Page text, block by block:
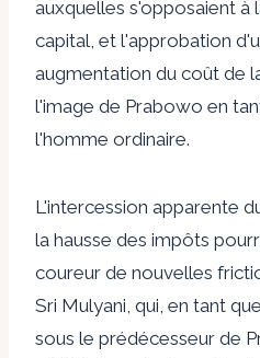
auxquelles s'opposaient à
capital, et l'approbation
augmentation du coût de
l'image de Prabowo en
l'homme ordinaire.
L'intercession apparente
la hausse des impôts
coureur de nouvelles
Sri Mulyani, qui, en tant
sous le prédécesseur de